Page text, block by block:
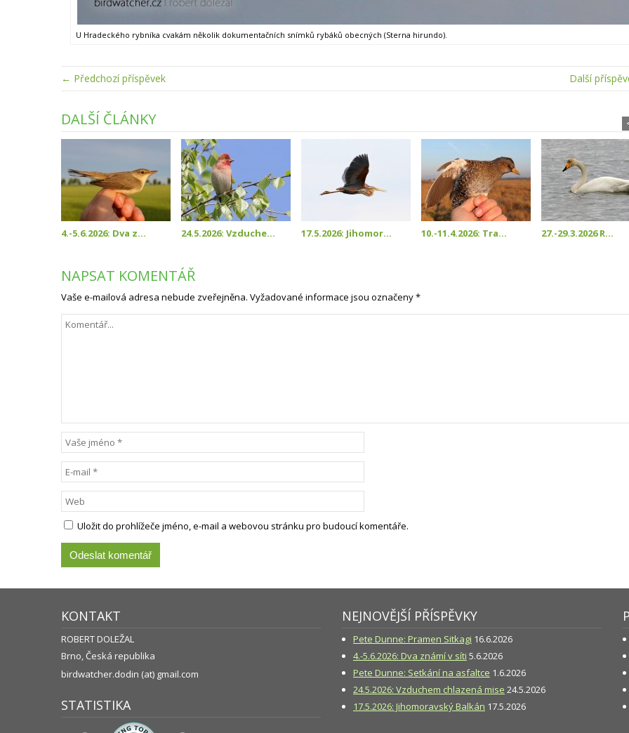
U Hradeckého rybníka cvakám několik dokumentačních snímků rybáků obecných (Sterna hirundo).
← Předchozí příspěvek Další
DALŠÍ ČLÁNKY
4.-5.6.2026: Dva z... 24.5.2026: Vzduche... 17.5.2026: Jihomor... 10.-11.4.2026: Tra... 27.-29.3.2026 R...
NAPSAT KOMENTÁŘ
Vaše e-mailová adresa nebude zveřejněna. Vyžadované informace jsou označeny*
Uložit do prohlížeče jméno, e-mail a webovou stránku pro budoucí komentáře.
KONTAKT
ROBERT DOLEŽAL
Brno, Česká republika
birdwatcher.dodin (at) gmail.com
STATISTIKA
NEJNOVĚJŠÍ PŘÍSPĚVKY
Pete Dunne: Pramen Sitkagi 16.6.2026
4.-5.6.2026: Dva známí v síti 5.6.2026
Pete Dunne: Setkání na asfaltce 1.6.2026
24.5.2026: Vzduchem chlazená mise 24.5.2026
17.5.2026: Jihomoravský Balkán 17.5.2026